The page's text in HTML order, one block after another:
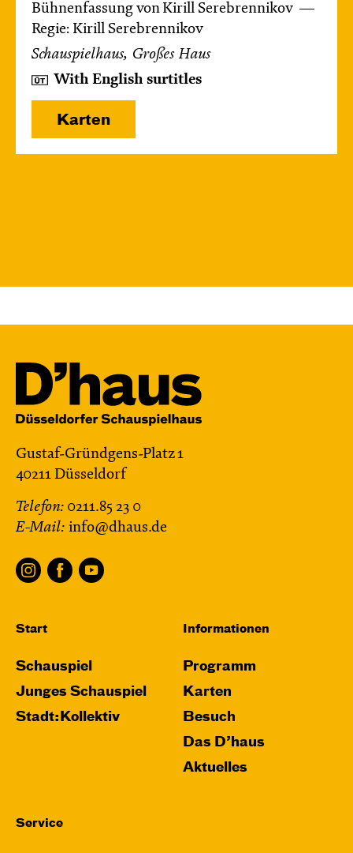
Bühnenfassung von Kirill Serebrennikov
Regie: Kirill Serebrennikov
Schauspielhaus, Großes Haus
With English surtitles
Karten
Gustaf-Gründgens-Platz 1
40211 Düsseldorf
Telefon: 0211.85 23 0
E-Mail: info@dhaus.de
Start
Schauspiel
Junges Schauspiel
Stadt:Kollektiv
Informationen
Programm
Karten
Besuch
Das D’haus
Aktuelles
Service